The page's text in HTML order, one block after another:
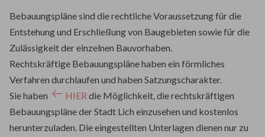
Bebauungspläne sind die rechtliche Voraussetzung für die
Entstehung und Erschließung von Baugebieten sowie für die
Zulässigkeit der einzelnen Bauvorhaben.
Rechtskräftige Bebauungspläne haben ein förmliches
Verfahren durchlaufen und haben Satzungscharakter.
Sie haben
HIER die Möglichkeit, die rechtskräftigen
Bebauungspläne der Stadt Lich einzusehen und kostenlos
herunterzuladen. Die eingestellten Unterlagen dienen nur zu